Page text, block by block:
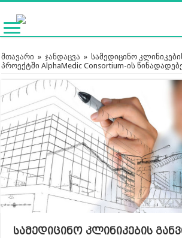
მთავარი » ჯანდაცვა » სამედიცინო
პროექტში AlphaMedic Consortium-ის
სამედიცინო კლინიკების